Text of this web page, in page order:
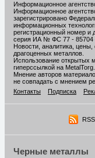
Информационное
Информационное
зарегистрировано
информационных
регистрационный номер и
серия ИА № ФС 77 - 85704
Новости, аналитика,
драгоценных металлов.
Использование открытых
гиперссылкой на
Мнение авторов
не совпадать с мнением
Контакты
Подписка
RSS
Черные металлы